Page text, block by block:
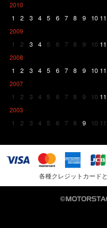
2010
1 2 3 4 5 6 7 8 9 10 11
2009
1 2 3 4 5 6 7 8 9 10 11
2008
1 2 3 4 5 6 7 8 9 10 11
2007
1 2 3 4 5 6 7 8 9 10 11
2003
1 2 3 4 5 6 7 8 9 10 11
各種クレジットカード